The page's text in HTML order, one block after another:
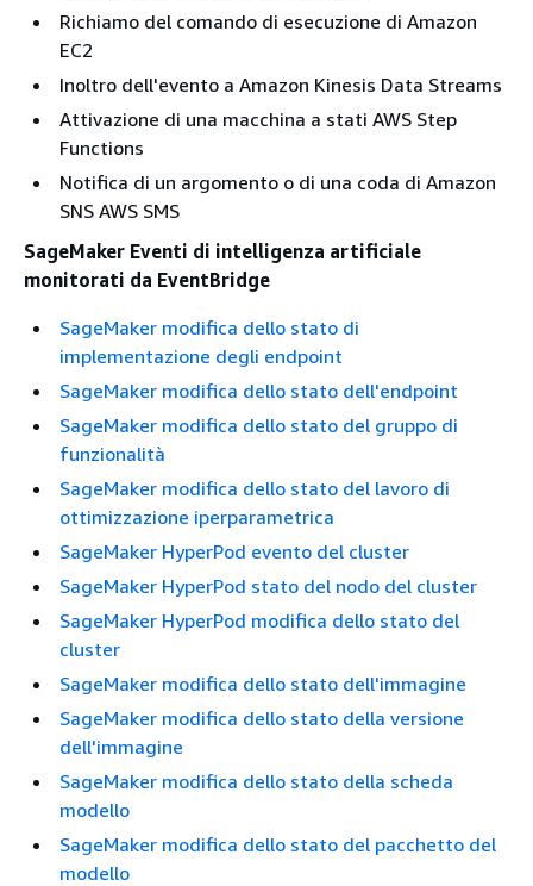
Richiamo del comando di esecuzione di Amazon
EC2
Inoltro dell'evento a Amazon Kinesis Data Streams
Attivazione di una macchina a stati AWS Step
Functions
Notifica di un argomento o di una coda di Amazon
SNS AWS SMS
SageMaker Eventi di intelligenza artificiale
monitorati da EventBridge
SageMaker modifica dello stato di
implementazione degli endpoint
SageMaker modifica dello stato dell'endpoint
SageMaker modifica dello stato del gruppo di
funzionalità
SageMaker modifica dello stato del lavoro di
ottimizzazione iperparametrica
SageMaker HyperPod evento del cluster
SageMaker HyperPod stato del nodo del cluster
SageMaker HyperPod modifica dello stato del
cluster
SageMaker modifica dello stato dell'immagine
SageMaker modifica dello stato della versione
dell'immagine
SageMaker modifica dello stato della scheda
modello
SageMaker modifica dello stato del pacchetto del
modello